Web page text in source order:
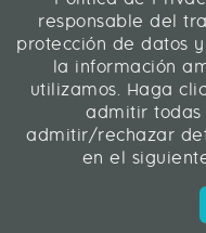
Web
ICA Informática
responsable del
protección de datos
la información
utilizamos. Haga
admitir todas
admitir/rechazar
en el